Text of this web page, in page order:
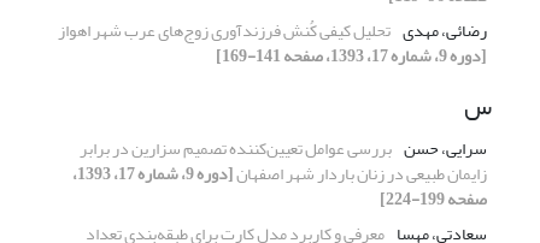
رضائی، مهدی تحلیل کیفی کُنش فرزندآوری زوج‌های عرب شهر اهواز
[دوره 9، شماره 17، 1393، صفحه 141-169]
س
سرایی، حسن بررسی عوامل تعیین‌کننده تصمیم سزارین در برابر
زایمان طبیعی در زنان باردار شهر اصفهان [دوره 9، شماره 17، 1393،
صفحه 199-224]
سعادتی، مهسا معرفی و کاربرد مدل کارت برای طبقه‌بندی تعداد